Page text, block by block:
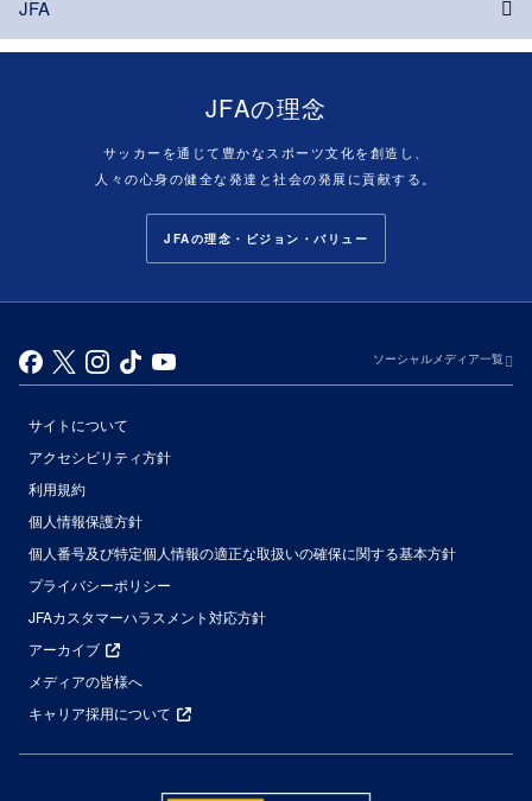
JFA
JFAの理念
サッカーを通じて豊かなスポーツ文化を創造し、
人々の心身の健全な発達と社会の発展に貢献する。
JFAの理念・ビジョン・バリュー
ソーシャルメディア一覧
サイトについて
アクセシビリティ方針
利用規約
個人情報保護方針
個人番号及び特定個人情報の適正な取扱いの確保に関する基本方針
プライバシーポリシー
JFAカスタマーハラスメント対応方針
アーカイブ
メディアの皆様へ
キャリア採用について